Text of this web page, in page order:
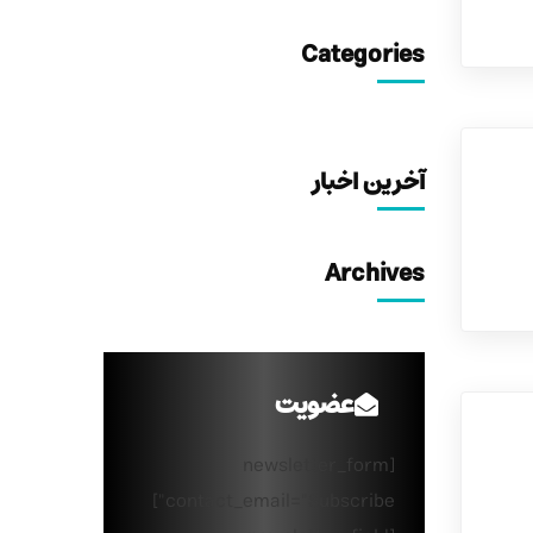
Categories
آخرین اخبار
Archives
عضویت
[newsletter_form
contact_email="Subscribe"]